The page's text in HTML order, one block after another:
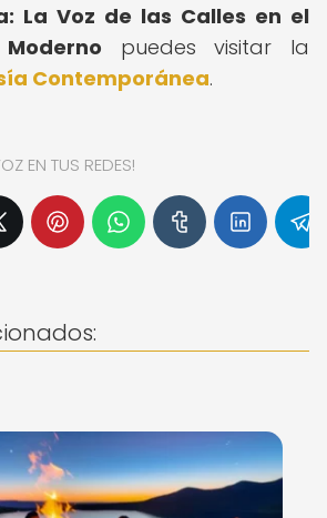
La Voz de las Calles en el
puedes visitar la
Contemporánea.
EN TUS REDES!